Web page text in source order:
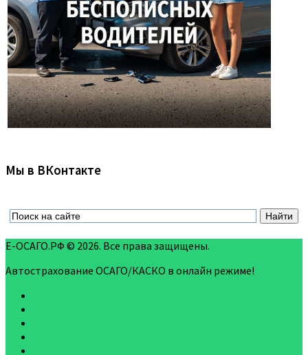
Мы в ВКонтакте
Е-ОСАГО.РФ © 2026. Все права защищены.
Автострахование ОСАГО/КАСКО в онлайн режиме!